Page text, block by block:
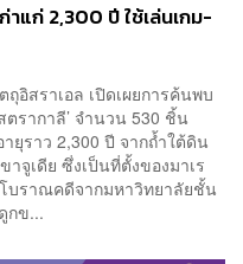
าแก่ 2,300 ปี ใช้เล่นเกม-
อิสราเอล เปิดเผยการค้นพบ
รากาลี’ จำนวน 530 ชิ้น
ยุราว 2,300 ปี จากถ้ำใต้ดิน
จูเดีย ซึ่งเป็นที่ตั้งของมาเร
บราณคดีจากมหาวิทยาลัยชั้น
กข...